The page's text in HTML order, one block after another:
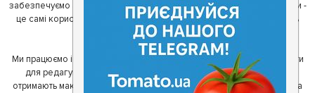
забезпечуємо актуальність інформації. Друга частина нашої команди -
це самі користувачі, які діляться своїми враженнями і допомагають
один одному у виборі кращих місць.
Ми працюємо і з ресторанами. Для них ми надаємо зручні інструменти
для редагування інформації про себе - в результаті відвідувачі
отримають максимум інформації, а ресторан зможе зосередитися на